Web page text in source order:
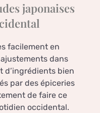
japonaises
facilement en
dans
d’ingrédients bien
par des épiceries
de faire ce
occidental.